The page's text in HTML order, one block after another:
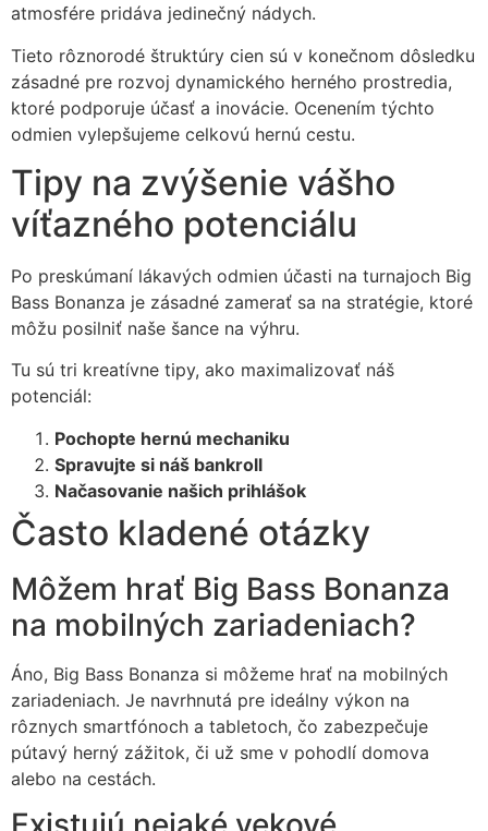
atmosfére pridáva jedinečný nádych.
Tieto rôznorodé štruktúry cien sú v konečnom dôsledku
zásadné pre rozvoj dynamického herného prostredia,
ktoré podporuje účasť a inovácie. Ocenením týchto
odmien vylepšujeme celkovú hernú cestu.
Tipy na zvýšenie vášho
víťazného potenciálu
Po preskúmaní lákavých odmien účasti na turnajoch Big
Bass Bonanza je zásadné zamerať sa na stratégie, ktoré
môžu posilniť naše šance na výhru.
Tu sú tri kreatívne tipy, ako maximalizovať náš
potenciál:
Pochopte hernú mechaniku
Spravujte si náš bankroll
Načasovanie našich prihlášok
Často kladené otázky
Môžem hrať Big Bass Bonanza
na mobilných zariadeniach?
Áno, Big Bass Bonanza si môžeme hrať na mobilných
zariadeniach. Je navrhnutá pre ideálny výkon na
rôznych smartfónoch a tabletoch, čo zabezpečuje
pútavý herný zážitok, či už sme v pohodlí domova
alebo na cestách.